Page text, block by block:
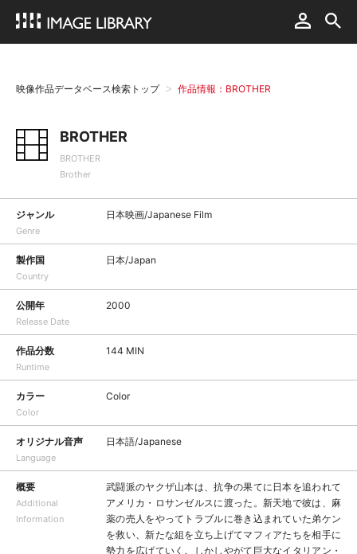
映像作品データベース検索トップ 作品情報：BROTHER
BROTHER
BROTHER
Brother
ジャンル
Genre
日本映画/Japanese Film
製作国
Country
日本/Japan
公開年
Release Date
2000
作品分数
Runtime
144 MIN
カラー
Color
Color
オリジナル音声
Language
日本語/Japanese
概要
Additional
Information
武闘派のヤクザ山本は、抗争の果てに日本を追われて
アメリカ・ロサンゼルスに渡った。新天地で彼は、麻
薬の売人をやってトラブルに巻き込まれていた弟ケン
を救い、新たな組を立ち上げてマフィアたちを相手に
勢力を広げていく。しかしやがて巨大なイタリアン・